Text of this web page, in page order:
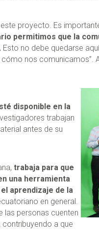
proyecto. Es
permitimos que la
Esto no debe quedarse
nos comunicamos”.
disponible en la
trabajan
antes de su
trabaja para que
una herramienta
aprendizaje de la
en general.
las personas cuenten
a que